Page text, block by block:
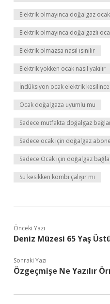
Elektrik olmayınca doğalgaz ocak
Elektrik olmayınca doğalgazlı
Elektrik olmazsa nasıl ısınılır
Elektrik yokken ocak nasıl yakılır
İndüksiyon ocak elektrik kesilince
Ocak doğalgaza uyumlu mu
Sadece mutfakta doğalgaz
Sadece ocak için doğalgaz
Sadece Ocak için doğalgaz
Su kesikken kombi çalışır mı
Önceki Yazı
Deniz Müzesi 65 Yaş
Sonraki Yazı
Özgeçmişe Ne Yazılır